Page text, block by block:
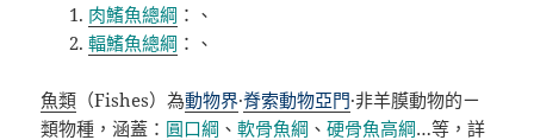
肉鰭魚總綱 ：、
輻鰭魚總綱 ：、
魚類 （Fishes）為動物界·脊索動物亞門·非羊膜動物的ㄧ
類物種，涵蓋： 圓口綱 、軟骨魚綱 、硬骨魚高綱…等，詳